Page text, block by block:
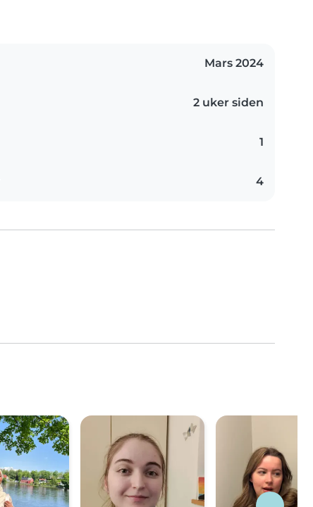
Mars 2024
2 uker siden
1
4